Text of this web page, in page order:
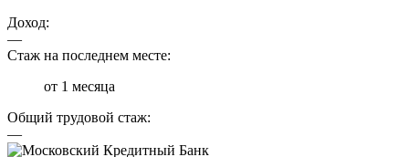
Доход:
—
Стаж на последнем месте:
от 1 месяца
Общий трудовой стаж:
—